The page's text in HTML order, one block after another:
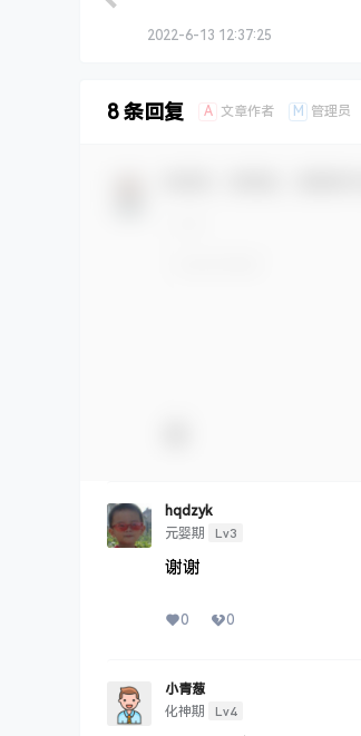
2022-6-13 12:37:25
8 条回复 A 文章作者 M 管理员
hqdzyk
元婴期
Lv3
谢谢
0 0
小青葱
化神期
Lv4